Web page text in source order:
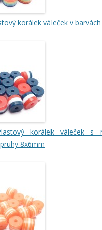
korálek váleček v
korálek váleček s
8x6mm